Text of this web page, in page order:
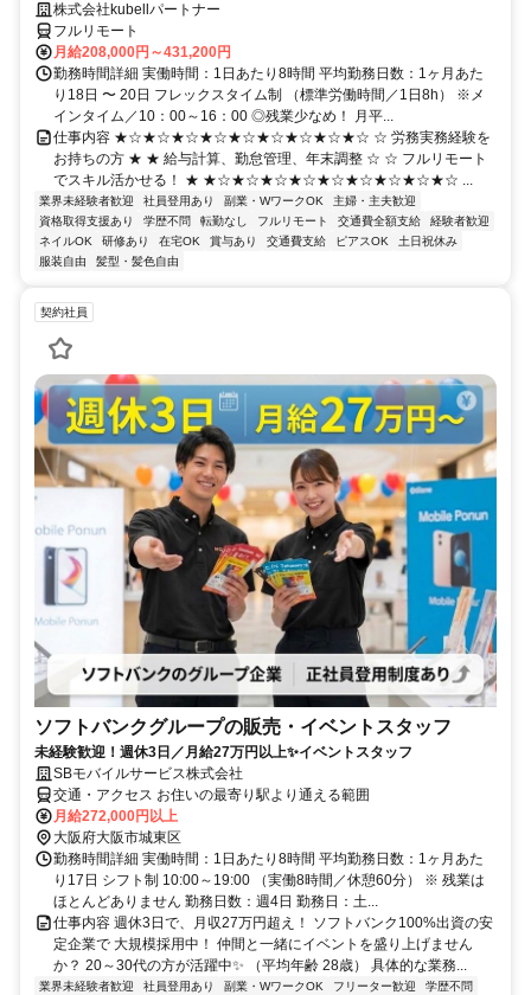
株式会社kubellパートナー
フルリモート
月給208,000円～431,200円
勤務時間詳細 実働時間：1日あたり8時間 平均勤務日数：1ヶ月あた
り18日 〜 20日 フレックスタイム制 （標準労働時間／1日8h） ※メ
インタイム／10：00～16：00 ◎残業少なめ！ 月平...
仕事内容 ★☆★☆★☆★☆★☆★☆★☆★☆★☆ ☆ 労務実務経験を
お持ちの方 ★ ★ 給与計算、勤怠管理、年末調整 ☆ ☆ フルリモート
でスキル活かせる！ ★ ★☆★☆★☆★☆★☆★☆★☆★☆★☆ ...
業界未経験者歓迎 社員登用あり 副業・WワークOK
主婦・主夫歓迎
資格取得支援あり
学歴不問 転勤なし フルリモート 交通費全額支給
経験者歓迎
ネイルOK
研修あり 在宅OK 賞与あり 交通費支給 ピアスOK
土日祝休み
服装自由
髪型・髪色自由
契約社員
ソフトバンクグループの販売・イベントスタッフ
未経験歓迎！週休3日／月給27万円以上✨イベントスタッフ
SBモバイルサービス株式会社
交通・アクセス お住いの最寄り駅より通える範囲
月給272,000円以上
大阪府大阪市城東区
勤務時間詳細 実働時間：1日あたり8時間 平均勤務日数：1ヶ月あた
り17日 シフト制 10:00～19:00 （実働8時間／休憩60分） ※ 残業は
ほとんどありません 勤務日数：週4日 勤務日：土...
仕事内容 週休3日で、月収27万円超え！ ソフトバンク100%出資の安
定企業で 大規模採用中！ 仲間と一緒にイベントを盛り上げません
か？ 20～30代の方が活躍中✨ （平均年齢 28歳） 具体的な業務...
業界未経験者歓迎 社員登用あり 副業・WワークOK フリーター歓迎
学歴不問